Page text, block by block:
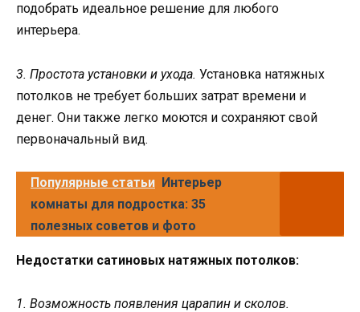
подобрать идеальное решение для любого
интерьера.
3. Простота установки и ухода. Установка натяжных
потолков не требует больших затрат времени и
денег. Они также легко моются и сохраняют свой
первоначальный вид.
Популярные статьи Интерьер
комнаты для подростка: 35
полезных советов и фото
Недостатки сатиновых натяжных потолков:
1. Возможность появления царапин и сколов.